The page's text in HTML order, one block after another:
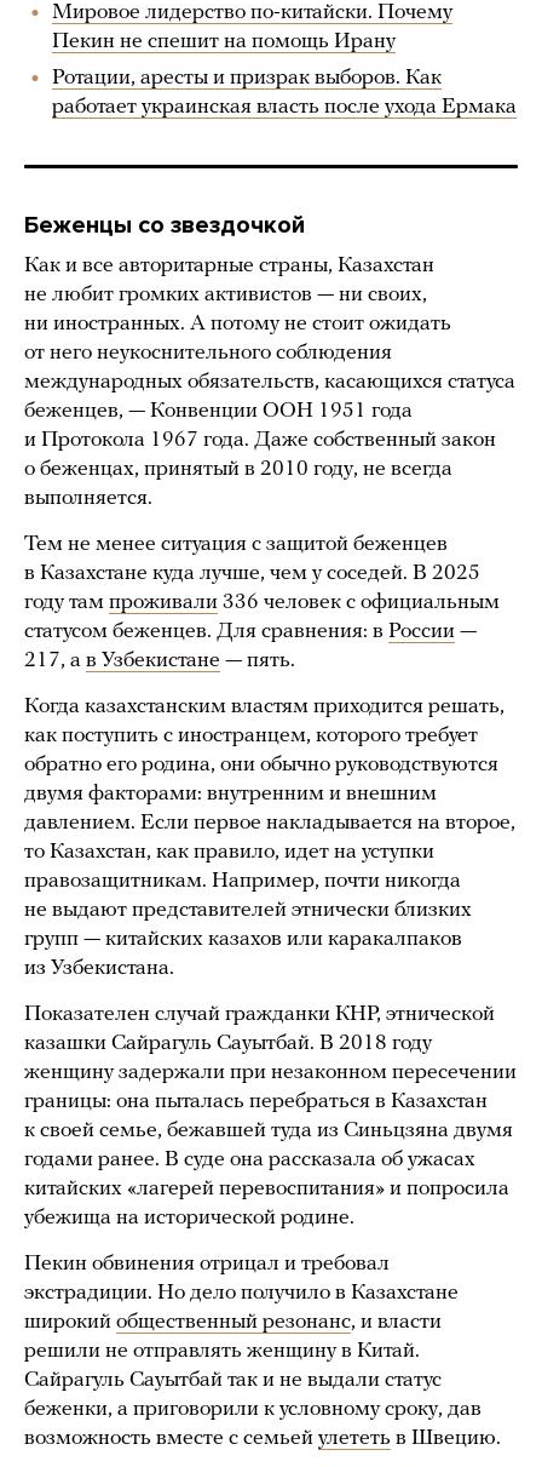
Мировое лидерство по-китайски. Почему
Пекин не спешит на помощь Ирану
Ротации, аресты и призрак выборов. Как
работает украинская власть после ухода Ермака
Беженцы со звездочкой
Как и все авторитарные страны, Казахстан
не любит громких активистов — ни своих,
ни иностранных. А потому не стоит ожидать
от него неукоснительного соблюдения
международных обязательств, касающихся статуса
беженцев, — Конвенции ООН 1951 года
и Протокола 1967 года. Даже собственный закон
о беженцах, принятый в 2010 году, не всегда
выполняется.
Тем не менее ситуация с защитой беженцев
в Казахстане куда лучше, чем у соседей. В 2025
году там проживали 336 человек с официальным
статусом беженцев. Для сравнения: в России —
217, а в Узбекистане — пять.
Когда казахстанским властям приходится решать,
как поступить с иностранцем, которого требует
обратно его родина, они обычно руководствуются
двумя факторами: внутренним и внешним
давлением. Если первое накладывается на второе,
то Казахстан, как правило, идет на уступки
правозащитникам. Например, почти никогда
не выдают представителей этнически близких
групп — китайских казахов или каракалпаков
из Узбекистана.
Показателен случай гражданки КНР, этнической
казашки Сайрагуль Сауытбай. В 2018 году
женщину задержали при незаконном пересечении
границы: она пыталась перебраться в Казахстан
к своей семье, бежавшей туда из Синьцзяна двумя
годами ранее. В суде она рассказала об ужасах
китайских «лагерей перевоспитания» и попросила
убежища на исторической родине.
Пекин обвинения отрицал и требовал
экстрадиции. Но дело получило в Казахстане
широкий общественный резонанс, и власти
решили не отправлять женщину в Китай.
Сайрагуль Сауытбай так и не выдали статус
беженки, а приговорили к условному сроку, дав
возможность вместе с семьей улететь в Швецию.